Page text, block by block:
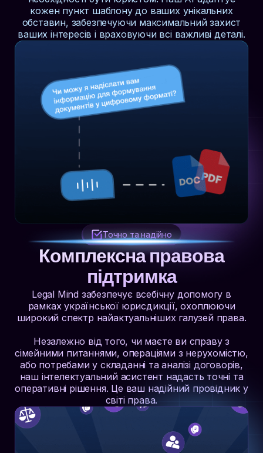
кожен пункт шаблону до ваших унікальних
обставин, забезпечуючи максимальний захист
ваших інтересів і враховуючи всі важливі деталі.
Точно та надійно
Комплексна правова
підтримка
Legal Mind забезпечує всебічну допомогу в
рамках української юрисдикції, охоплюючи
широкий спектр найактуальніших галузей права.
Незалежно від того, чи маєте ви справу з
сімейними питаннями, операціями з нерухомістю,
або потребами у складанні та аналізі договорів,
наш інтелектуальний асистент надасть точні та
оперативні рішення. Це ваш надійний провідник у
світі права.